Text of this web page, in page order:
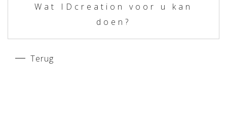
Wat IDcreation voor u kan
doen?
Terug